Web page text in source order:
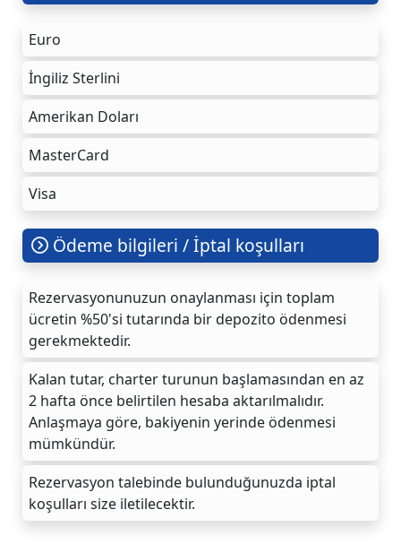
Euro
İngiliz Sterlini
Amerikan Doları
MasterCard
Visa
Ödeme bilgileri / İptal koşulları
Rezervasyonunuzun onaylanması için toplam
ücretin %50'si tutarında bir depozito ödenmesi
gerekmektedir.
Kalan tutar, charter turunun başlamasından en az
2 hafta önce belirtilen hesaba aktarılmalıdır.
Anlaşmaya göre, bakiyenin yerinde ödenmesi
mümkündür.
Rezervasyon talebinde bulunduğunuzda iptal
koşulları size iletilecektir.